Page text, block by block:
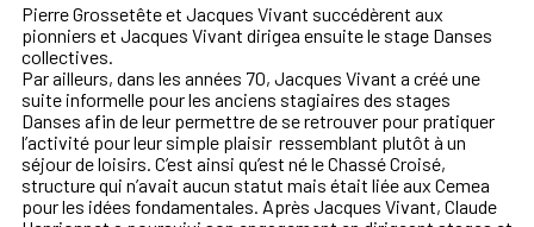
Pierre Grossetête et Jacques Vivant succédèrent aux
pionniers et Jacques Vivant dirigea ensuite le stage Danses
collectives.
Par ailleurs, dans les années 70, Jacques Vivant a créé une
suite informelle pour les anciens stagiaires des stages
Danses afin deleur permettre de se retrouver pour pratiquer
l’activité pour leur simple plaisir ressemblant plutôt à un
séjour de loisirs. C’est ainsi qu’est né le Chassé Croisé,
structure qui n’avait aucun statut mais était liée aux Cemea
pour les idées fondamentales. Après Jacques Vivant, Claude